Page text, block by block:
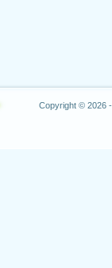
Copyright © 2026